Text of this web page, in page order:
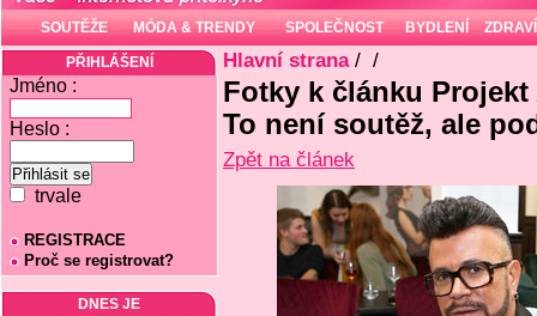
SOUTĚŽE MÓDA & TRENDY SPOLEČNOST BYDLENÍ ZDRAVÍ
PŘIHLÁŠENÍ
Jméno :
Heslo :
trvale
REGISTRACE
Proč se registrovat?
DNES JE
Hlavní strana/ /
Fotky k článku
To není soutěž, ale
Zpět na článek